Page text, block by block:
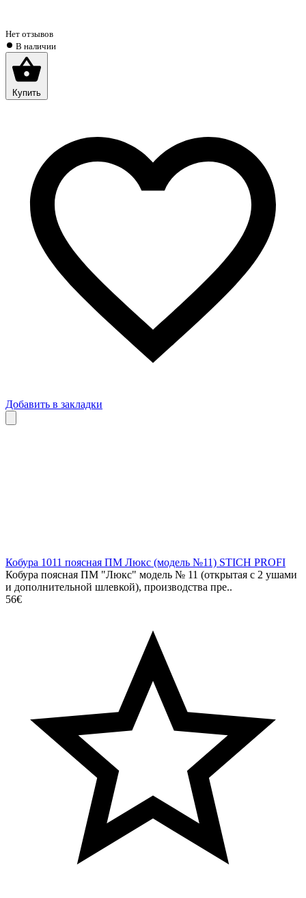
Нет отзывов
В наличии
Купить
Добавить в закладки
Кобура 1011 поясная ПМ Люкс (модель №11) STICH PROFI
Кобура поясная ПМ "Люкс" модель № 11 (открытая с 2 ушами
и дополнительной шлевкой), производства пре..
56€